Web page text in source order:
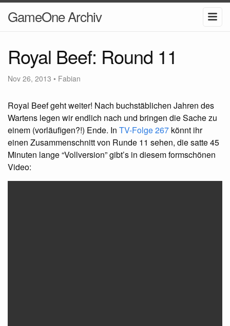
GameOne Archiv
Royal Beef: Round 11
Nov 26, 2013 • Fabian
Royal Beef geht weiter! Nach buchstäblichen Jahren des
Wartens legen wir endlich nach und bringen die Sache zu
einem (vorläufigen?!) Ende. In TV-Folge 267 könnt ihr
einen Zusammenschnitt von Runde 11 sehen, die satte 45
Minuten lange “Vollversion” gibt’s in diesem formschönen
Video: